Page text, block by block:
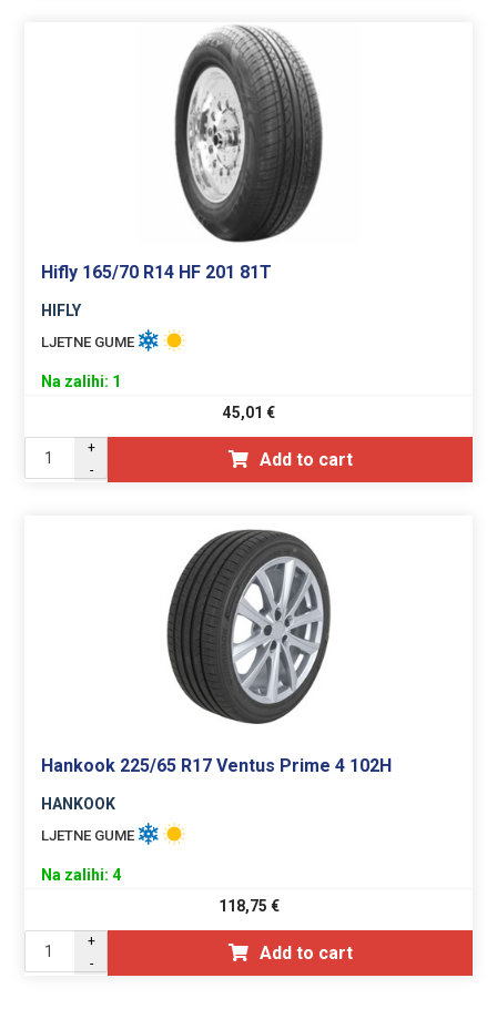
Hifly 165/70 R14 HF 201 81T
HIFLY
LJETNE GUME
Na zalihi: 1
45,01 €
+
-
Add to cart
Hankook 225/65 R17 Ventus Prime 4 102H
HANKOOK
LJETNE GUME
Na zalihi: 4
118,75 €
+
-
Add to cart